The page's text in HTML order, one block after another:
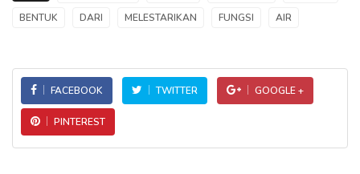
BENTUK
DARI MELESTARIKAN FUNGSI AIR
FACEBOOK TWITTER GOOGLE +
PINTEREST